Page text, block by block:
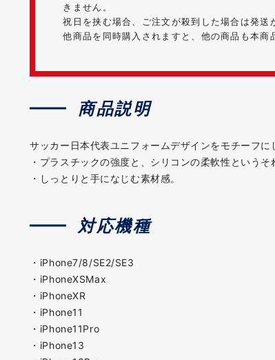
きません。
祝日を挟む場合、ご注文が殺到した場合は発送
他商品を同時購入されますと、他の商品も本商
商品説明
サッカー日本代表ユニフォームデザインをモチーフに
・プラスチックの強度と、シリコンの柔軟性という
・しっとりと手になじむ素材感。
対応機種
・iPhone7/8/SE2/SE3
・iPhoneXSMax
・iPhoneXR
・iPhone11
・iPhone11Pro
・iPhone13